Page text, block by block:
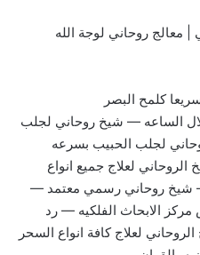
معالج روحاني لوجة الله
كلمح البصر
الساعه — شيخ روحاني لجلب
لجلب الحبيب بسرعه
لعلاج جميع انواع
— شيخ روحاني رسمي معتمد —
الابحاث الفلكيه — رد
لعلاج كافة انواع السحر